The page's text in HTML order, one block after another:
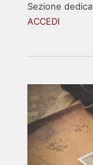
Sezione
ACCEDI